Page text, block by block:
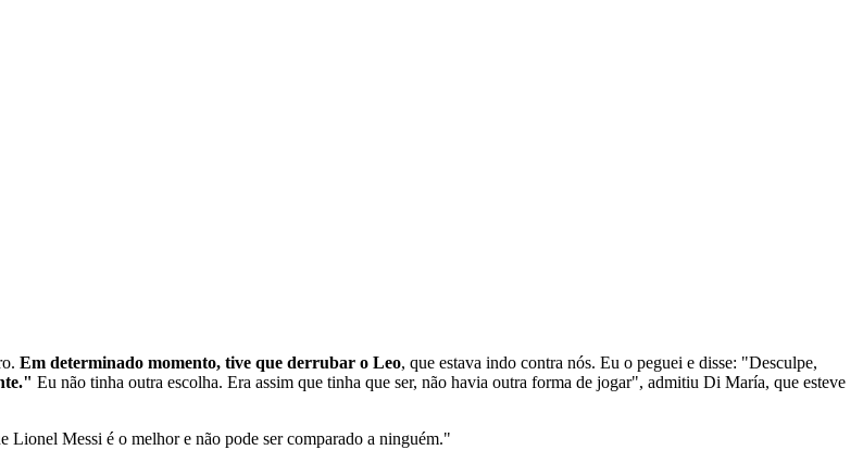
Em determinado momento, tive que derrubar o Leo, que estava indo contra nós. Eu o peguei e disse: "Desculpe,
Eu não tinha outra escolha. Era assim que tinha que ser, não havia outra forma de jogar", admitiu Di María, que esteve
Lionel Messi é o melhor e não pode ser comparado a ninguém."